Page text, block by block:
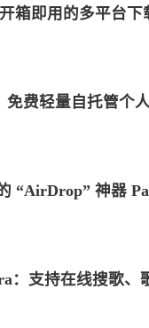
标签
箱即用的多平台下
免费轻量自托管个
“AirDrop” 神器
：支持在线搜歌、